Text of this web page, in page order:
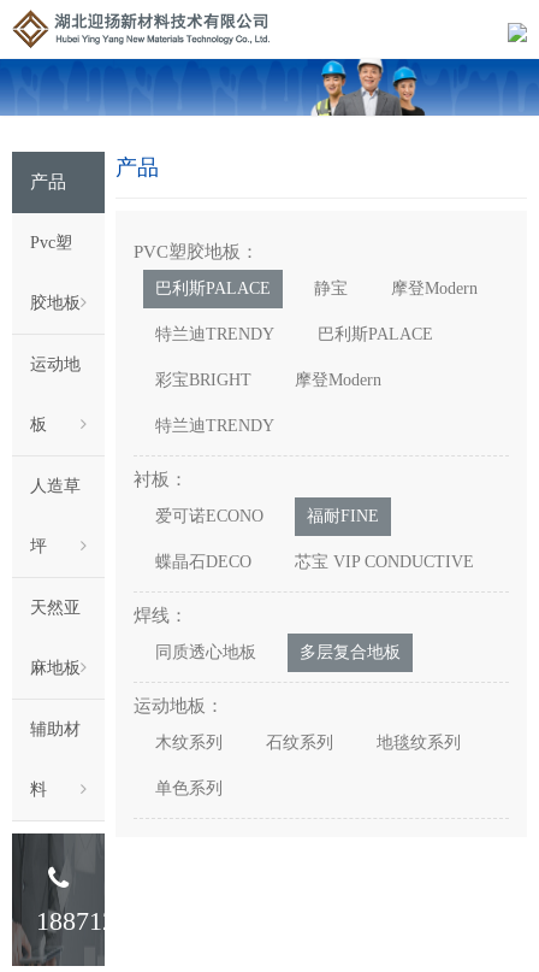
产品
Pvc塑
胶地板
运动地
板
人造草
坪
天然亚
麻地板
辅助材
料
18871233341
产品
PVC塑胶地板：
巴利斯PALACE 静宝 摩登Modern
特兰迪TRENDY 巴利斯PALACE
彩宝BRIGHT 摩登Modern
特兰迪TRENDY
衬板：
爱可诺ECONO 福耐FINE
蝶晶石DECO 芯宝 VIP CONDUCTIVE
焊线：
同质透心地板 多层复合地板
运动地板：
木纹系列 石纹系列 地毯纹系列
单色系列